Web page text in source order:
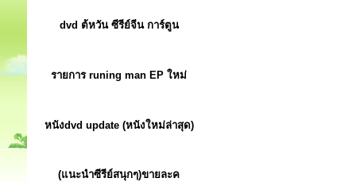
dvd ต้หวัน ซีรีย์จีน การ์ตูน
รายการ runing man EP ใหม่
หนังdvd update (หนังใหม่ล่าสุด)
(แนะนำซีรีย์สนุกๆ)ขายละค